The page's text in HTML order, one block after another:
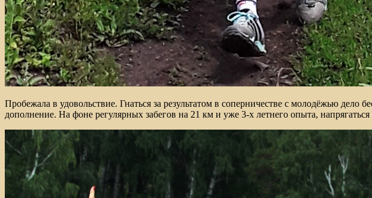
Пробежала в удовольствие. Гнаться за результатом в соперничестве с молодёжью
дополнение. На фоне регулярных забегов на 21 км и уже 3-х летнего опыта,